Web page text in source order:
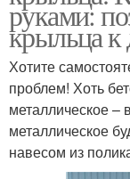
руками:
крыльца к
Хотите
проблем! Хоть
металлическое
металлическое
навесом из